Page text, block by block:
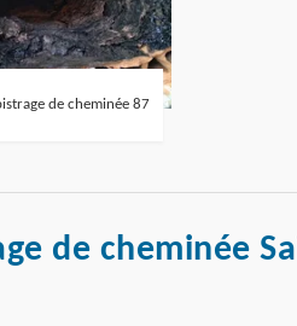
de cheminée 87
de cheminée